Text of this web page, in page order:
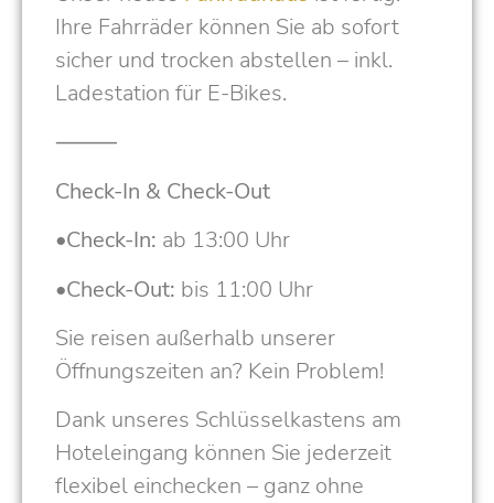
Ihre Fahrräder können Sie ab sofort
sicher und trocken abstellen – inkl.
Ladestation für E-Bikes.
⸻
Check-In & Check-Out
•Check-In: ab 13:00 Uhr
•Check-Out: bis 11:00 Uhr
Sie reisen außerhalb unserer
Öffnungszeiten an? Kein Problem!
Dank unseres Schlüsselkastens am
Hoteleingang können Sie jederzeit
flexibel einchecken – ganz ohne